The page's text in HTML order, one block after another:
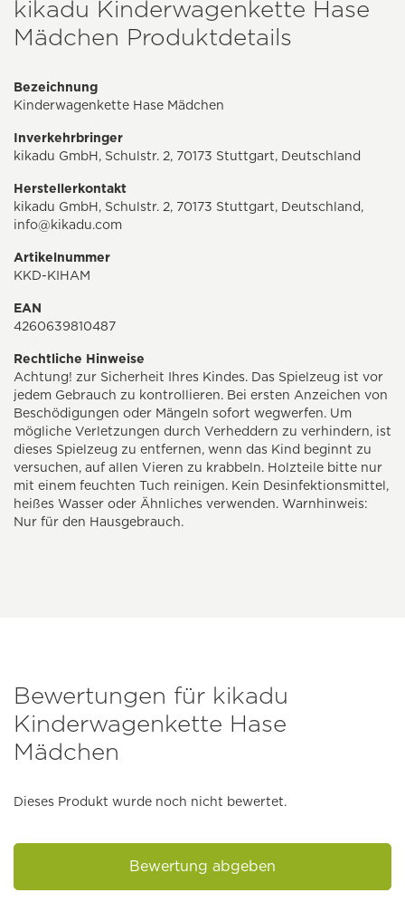
kikadu Kinderwagenkette Hase
Mädchen Produktdetails
Bezeichnung
Kinderwagenkette Hase Mädchen
Inverkehrbringer
kikadu GmbH, Schulstr. 2, 70173 Stuttgart, Deutschland
Herstellerkontakt
kikadu GmbH, Schulstr. 2, 70173 Stuttgart, Deutschland,
info@kikadu.com
Artikelnummer
KKD-KIHAM
EAN
4260639810487
Rechtliche Hinweise
Achtung! zur Sicherheit Ihres Kindes. Das Spielzeug ist vor
jedem Gebrauch zu kontrollieren. Bei ersten Anzeichen von
Beschödigungen oder Mängeln sofort wegwerfen. Um
mögliche Verletzungen durch Verheddern zu verhindern, ist
dieses Spielzeug zu entfernen, wenn das Kind beginnt zu
versuchen, auf allen Vieren zu krabbeln. Holzteile bitte nur
mit einem feuchten Tuch reinigen. Kein Desinfektionsmittel,
heißes Wasser oder Ähnliches verwenden. Warnhinweis:
Nur für den Hausgebrauch.
Bewertungen für kikadu
Kinderwagenkette Hase
Mädchen
Dieses Produkt wurde noch nicht bewertet.
Bewertung abgeben